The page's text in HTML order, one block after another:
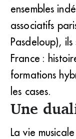
ensembles
associatifs
Pasdeloup),
France :
formations
les cases.
Une
La vie